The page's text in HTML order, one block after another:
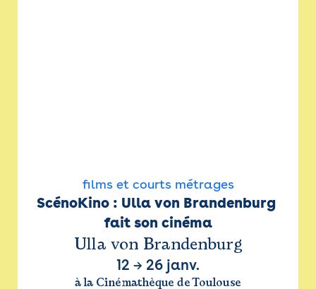
films et courts métrages
ScénoKino : Ulla von Brandenburg
fait son cinéma
Ulla von Brandenburg
12 → 26 janv.
à la Cinémathèque de Toulouse